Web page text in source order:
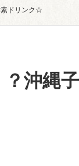
素ドリンク☆
沖縄